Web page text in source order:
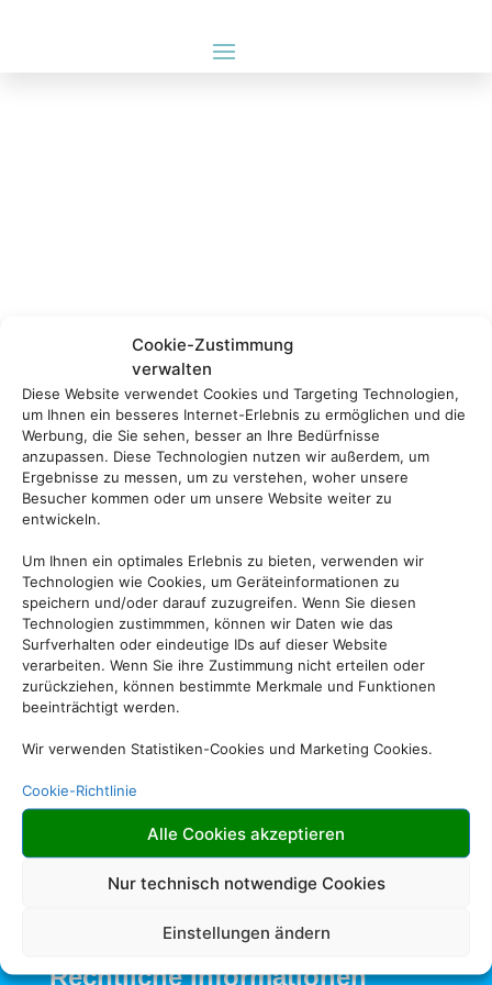
Cookie-Zustimmung
verwalten
Diese Website verwendet Cookies und Targeting Technologien,
um Ihnen ein besseres Internet-Erlebnis zu ermöglichen und die
Werbung, die Sie sehen, besser an Ihre Bedürfnisse
anzupassen. Diese Technologien nutzen wir außerdem, um
Ergebnisse zu messen, um zu verstehen, woher unsere
Besucher kommen oder um unsere Website weiter zu
entwickeln.
Um Ihnen ein optimales Erlebnis zu bieten, verwenden wir
Technologien wie Cookies, um Geräteinformationen zu
speichern und/oder darauf zuzugreifen. Wenn Sie diesen
Technologien zustimmmen, können wir Daten wie das
Surfverhalten oder eindeutige IDs auf dieser Website
verarbeiten. Wenn Sie ihre Zustimmung nicht erteilen oder
zurückziehen, können bestimmte Merkmale und Funktionen
beeinträchtigt werden.
Wir verwenden Statistiken-Cookies und Marketing Cookies.
Cookie-Richtlinie
Alle Cookies akzeptieren
Nur technisch notwendige Cookies
Einstellungen ändern
Rechtliche Informationen